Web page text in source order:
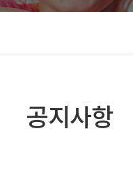
공지사항